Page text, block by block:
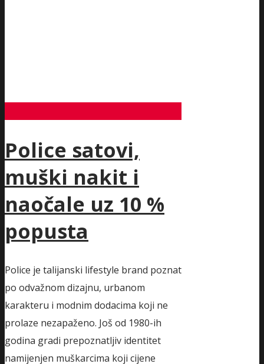
Police satovi,
muški nakit i
naočale uz 10 %
popusta
Police je talijanski lifestyle brand poznat
po odvažnom dizajnu, urbanom
karakteru i modnim dodacima koji ne
prolaze nezapaženo. Još od 1980-ih
godina gradi prepoznatljiv identitet
namijenjen muškarcima koji cijene